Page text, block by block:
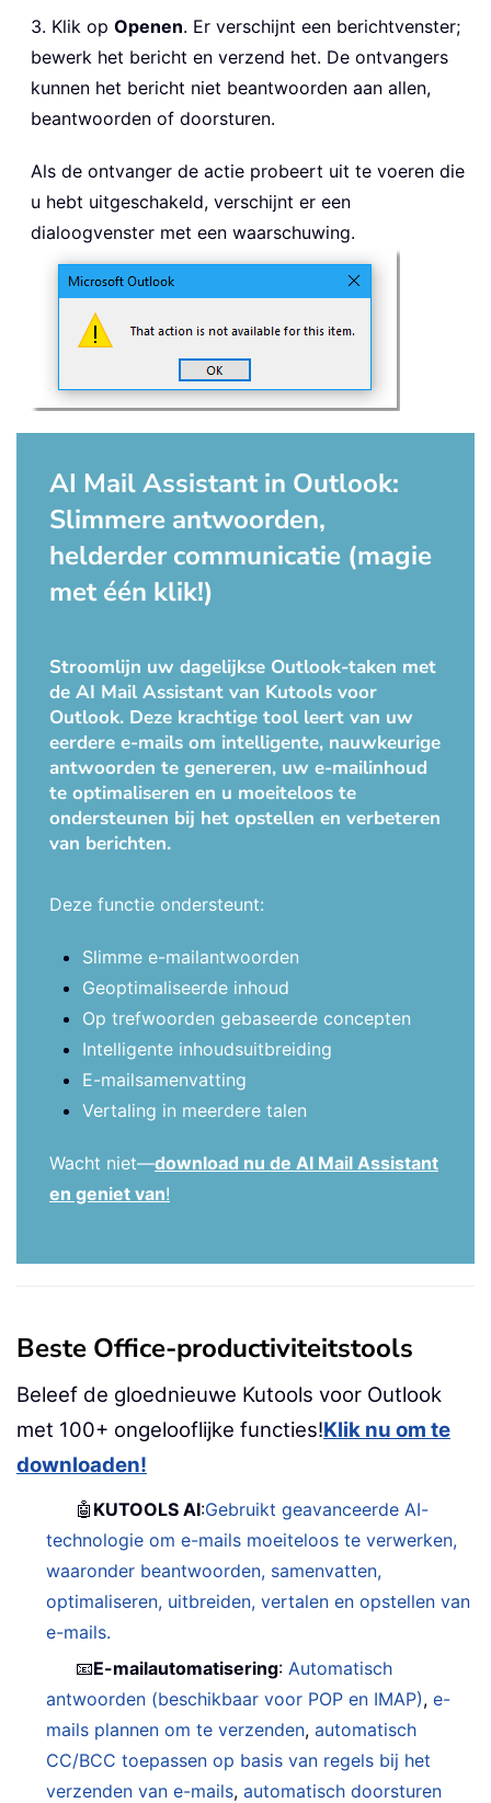
3. Klik op Openen. Er verschijnt een berichtvenster;
bewerk het bericht en verzend het. De ontvangers
kunnen het bericht niet beantwoorden aan allen,
beantwoorden of doorsturen.
Als de ontvanger de actie probeert uit te voeren die
u hebt uitgeschakeld, verschijnt er een
dialoogvenster met een waarschuwing.
AI Mail Assistant in Outlook:
Slimmere antwoorden,
helderder communicatie (magie
met één klik!)
Stroomlijn uw dagelijkse Outlook-taken met
de AI Mail Assistant van Kutools voor
Outlook. Deze krachtige tool leert van uw
eerdere e-mails om intelligente, nauwkeurige
antwoorden te genereren, uw e-mailinhoud
te optimaliseren en u moeiteloos te
ondersteunen bij het opstellen en verbeteren
van berichten.
Deze functie ondersteunt:
Slimme e-mailantwoorden
Geoptimaliseerde inhoud
Op trefwoorden gebaseerde concepten
Intelligente inhoudsuitbreiding
E-mailsamenvatting
Vertaling in meerdere talen
Wacht niet—download nu de AI Mail Assistant
en geniet van!
Beste Office-productiviteitstools
Beleef de gloednieuwe Kutools voor Outlook
met 100+ ongelooflijke functies!Klik nu om te
downloaden!
🤖 KUTOOLS AI:Gebruikt geavanceerde AI-
technologie om e-mails moeiteloos te verwerken,
waaronder beantwoorden, samenvatten,
optimaliseren, uitbreiden, vertalen en opstellen van
e-mails.
📧E-mailautomatisering: Automatisch
antwoorden (beschikbaar voor POP en IMAP),e-
mails plannen om te verzenden,automatisch
CC/BCC toepassen op basis van regels bij het
verzenden van e-mails,automatisch doorsturen